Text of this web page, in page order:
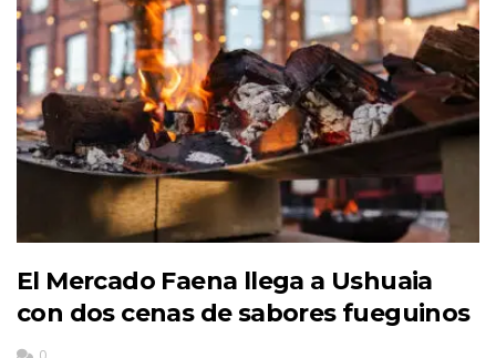
El Mercado Faena llega a Ushuaia
con dos cenas de sabores fueguinos